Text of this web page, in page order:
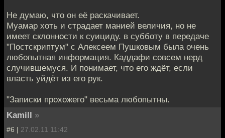
Не думаю, что он её раскачивает.
Муамар хоть и страдает манией величия, но не
имеет склонности к суициду. в субботу в передаче
"Постскриптум" с Алексеем Пушковым была очень
любопытная информация. Каддафи совсем нерд
случившемуся. И понимает, что его ждёт, если
власть уйдёт из его рук.
"Записки прохожего" весьма любопытны.
Kamill »
#6 | 27.02.11 11:42